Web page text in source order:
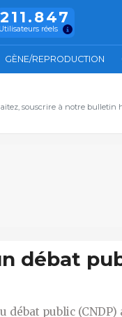
211.847
Utilisateurs réels
GÈNE/REPRODUCTION
souscrire à notre
débat
débat public